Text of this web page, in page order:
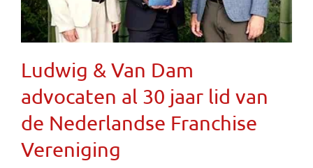
Ludwig & Van Dam
advocaten al 30 jaar lid van
de Nederlandse Franchise
Vereniging